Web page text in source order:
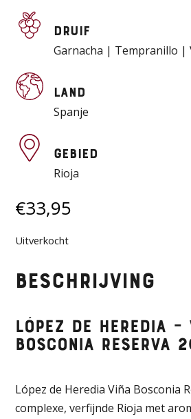
Druif
Garnacha | Tempranillo |
Land
Spanje
Gebied
Rioja
€33,95
Uitverkocht
Beschrijving
López de Heredia –
Bosconia Reserva
López de Heredia Viña Bosconia
complexe, verfijnde Rioja met